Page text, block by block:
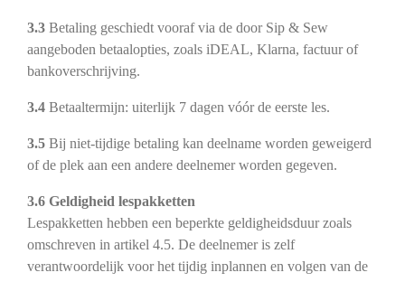
3.3 Betaling geschiedt vooraf via de door Sip & Sew
aangeboden betaalopties, zoals iDEAL, Klarna, factuur of
bankoverschrijving.
3.4 Betaaltermijn: uiterlijk 7 dagen vóór de eerste les.
3.5 Bij niet-tijdige betaling kan deelname worden geweigerd
of de plek aan een andere deelnemer worden gegeven.
3.6 Geldigheid lespakketten
Lespakketten hebben een beperkte geldigheidsduur zoals
omschreven in artikel 4.5. De deelnemer is zelf
verantwoordelijk voor het tijdig inplannen en volgen van de